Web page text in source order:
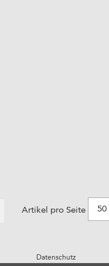
Artikel pro Seite 50
Datenschutz